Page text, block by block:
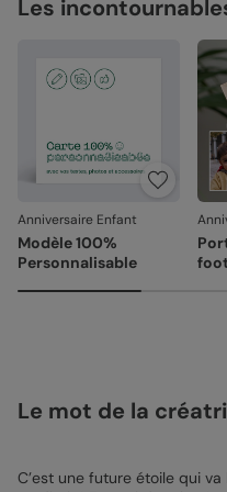
Les
Anniversaire Enfant
Modèle 100%
Personnalisable
Le mot de la
C’est une future étoile qui